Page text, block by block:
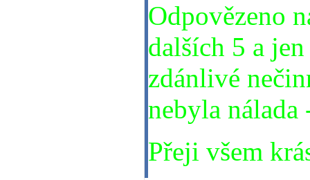
Odpovězeno
dalších 5 a
zdánlivé
nebyla nálada
Přeji všem